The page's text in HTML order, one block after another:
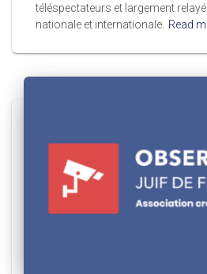
téléspectateurs et largement
nationale et internationale. Read